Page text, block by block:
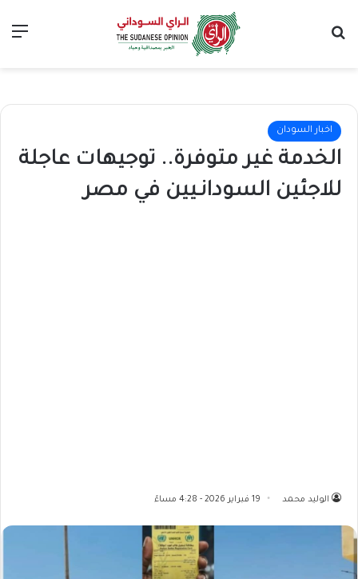
اخبار السودان
الخدمة غير متوفرة.. توجيهات عاجلة
للاجئين السودانـيين في مصر
الوليد محمد 19 فبراير 2026 - 4:28 مساءً